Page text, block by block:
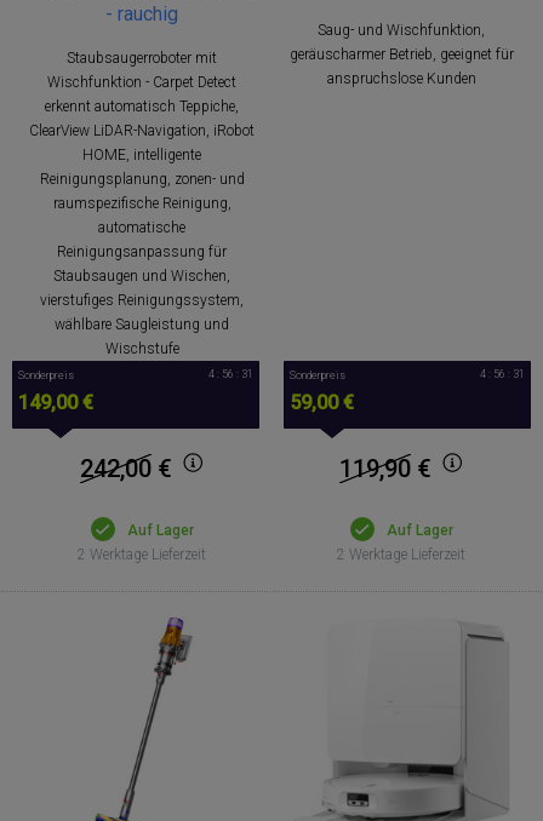
- rauchig
Staubsaugerroboter mit
Wischfunktion - Carpet Detect
erkennt automatisch Teppiche,
ClearView LiDAR-Navigation, iRobot
HOME, intelligente
Reinigungsplanung, zonen- und
raumspezifische Reinigung,
automatische
Reinigungsanpassung für
Staubsaugen und Wischen,
vierstufiges Reinigungssystem,
wählbare Saugleistung und
Wischstufe
Sonderpreis
149,00 €
4 : 56 : 30
242,00 €
Auf Lager
2 Werktage Lieferzeit
Saug- und Wischfunktion,
geräuscharmer Betrieb, geeignet für
anspruchslose Kunden
Sonderpreis
59,00 €
4 : 56 : 30
119,90 €
Auf Lager
2 Werktage Lieferzeit